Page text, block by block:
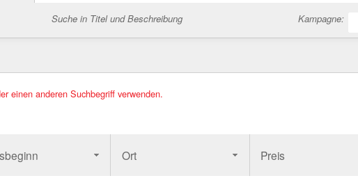
Suche in Titel und Beschreibung Kampagne:
einen anderen Suchbegriff verwenden.
Ort Preis